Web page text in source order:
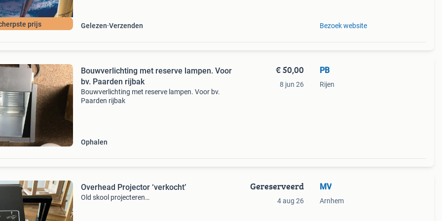
prijs Gelezen Verzenden Bezoek website
Bouwverlichting met reserve lampen. Voor
bv. Paarden rijbak
Bouwverlichting met reserve lampen. Voor bv.
Paarden rijbak
Ophalen
€ 50,00
8 jun 26
PB
Rijen
Overhead Projector ‘verkocht’
Old skool projecteren…
Gereserveerd
4 aug 26
MV
Arnhem